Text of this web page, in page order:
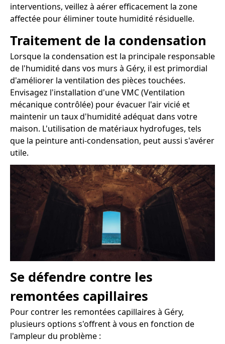
interventions, veillez à aérer efficacement la zone
affectée pour éliminer toute humidité résiduelle.
Traitement de la condensation
Lorsque la condensation est la principale responsable
de l'humidité dans vos murs à Géry, il est primordial
d'améliorer la ventilation des pièces touchées.
Envisagez l'installation d'une VMC (Ventilation
mécanique contrôlée) pour évacuer l'air vicié et
maintenir un taux d'humidité adéquat dans votre
maison. L'utilisation de matériaux hydrofuges, tels
que la peinture anti-condensation, peut aussi s'avérer
utile.
Se défendre contre les
remontées capillaires
Pour contrer les remontées capillaires à Géry,
plusieurs options s'offrent à vous en fonction de
l'ampleur du problème :